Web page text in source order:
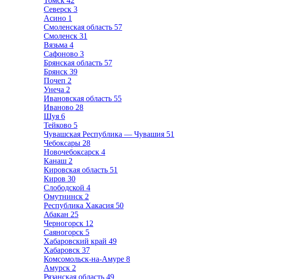
Северск 3
Асино 1
Смоленская область 57
Смоленск 31
Вязьма 4
Сафоново 3
Брянская область 57
Брянск 39
Почеп 2
Унеча 2
Ивановская область 55
Иваново 28
Шуя 6
Тейково 5
Чувашская Республика — Чувашия 51
Чебоксары 28
Новочебоксарск 4
Канаш 2
Кировская область 51
Киров 30
Слободской 4
Омутнинск 2
Республика Хакасия 50
Абакан 25
Черногорск 12
Саяногорск 5
Хабаровский край 49
Хабаровск 37
Комсомольск-на-Амуре 8
Амурск 2
Рязанская область 49